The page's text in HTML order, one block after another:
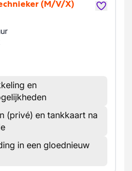
(M/V/X)
en
(privé) en tankkaart na
in een gloednieuw